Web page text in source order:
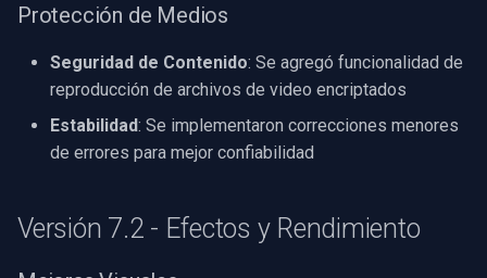
Wyze
Aqara
Protección de Medios
Seguridad de Contenido: Se agregó funcionalidad de
reproducción de archivos de video encriptados
Estabilidad: Se implementaron correcciones menores
de errores para mejor confiabilidad
Versión 7.2 - Efectos y Rendimiento